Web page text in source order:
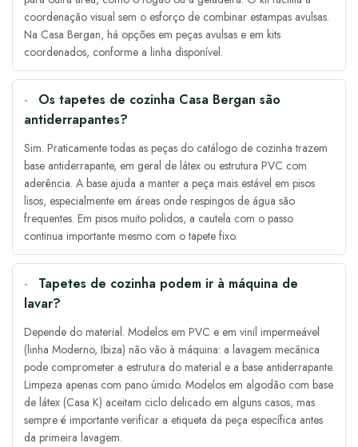
coordenação visual sem o esforço de combinar estampas avulsas.
Na Casa Bergan, há opções em peças avulsas e em kits
coordenados, conforme a linha disponível.
Os tapetes de cozinha Casa Bergan são
antiderrapantes?
Sim. Praticamente todas as peças do catálogo de cozinha trazem
base antiderrapante, em geral de látex ou estrutura PVC com
aderência. A base ajuda a manter a peça mais estável em pisos
lisos, especialmente em áreas onde respingos de água são
frequentes. Em pisos muito polidos, a cautela com o passo
continua importante mesmo com o tapete fixo.
Tapetes de cozinha podem ir à máquina de
lavar?
Depende do material. Modelos em PVC e em vinil impermeável
(linha Moderno, Ibiza) não vão à máquina: a lavagem mecânica
pode comprometer a estrutura do material e a base antiderrapante.
Limpeza apenas com pano úmido. Modelos em algodão com base
de látex (Casa K) aceitam ciclo delicado em alguns casos, mas
sempre é importante verificar a etiqueta da peça específica antes
da primeira lavagem.